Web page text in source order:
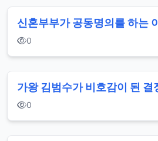
신혼부부가 공동명의를 하는
0
가왕 김범수가 비호감이 된
0